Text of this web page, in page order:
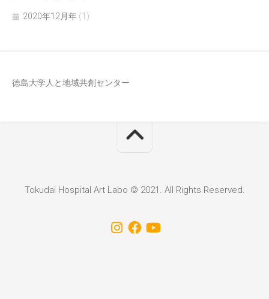
2020年12月年 (1)
徳島大学人と地域共創センター
Tokudai Hospital Art Labo © 2021. All Rights Reserved.